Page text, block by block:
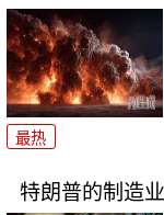
最热
特朗普的制造